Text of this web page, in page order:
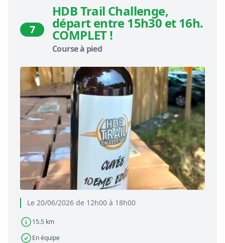
Le 20/06/2026 de 12h00 à 18h00
15.5 km
En équipe
7
HDB Trail Challenge,
départ entre 15h30 et 16h.
COMPLET !
Course à pied